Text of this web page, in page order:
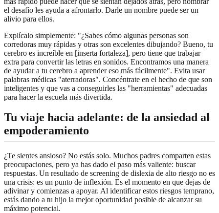
el desafío les ayuda a afrontarlo. Darle un nombre puede ser un
alivio para ellos.
Explícalo simplemente: "¿Sabes cómo algunas personas son
corredoras muy rápidas y otras son excelentes dibujando? Bueno, tu
cerebro es increíble en [inserta fortaleza], pero tiene que trabajar
extra para convertir las letras en sonidos. Encontramos una manera
de ayudar a tu cerebro a aprender eso más fácilmente". Evita usar
palabras médicas "aterradoras". Concéntrate en el hecho de que son
inteligentes y que vas a conseguirles las "herramientas" adecuadas
para hacer la escuela más divertida.
Tu viaje hacia adelante: de la ansiedad al
empoderamiento
¿Te sientes ansioso? No estás solo. Muchos padres comparten estas
preocupaciones, pero ya has dado el paso más valiente: buscar
respuestas. Un resultado de screening de dislexia de alto riesgo no es
una crisis: es un punto de inflexión. Es el momento en que dejas de
adivinar y comienzas a apoyar. Al identificar estos riesgos temprano,
estás dando a tu hijo la mejor oportunidad posible de alcanzar su
máximo potencial.